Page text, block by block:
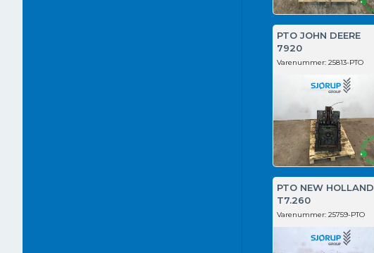
PTO JOHN DEERE
7920
Varenummer: 25813-PTO
PTO NEW HOLLAND
T7.260
Varenummer: 25759-PTO